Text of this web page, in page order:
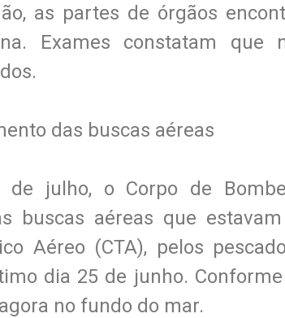
as partes de órgãos
Exames constatam que
das buscas aéreas
julho, o Corpo de
buscas aéreas que
Aéreo (CTA), pelos
dia 25 de junho.
no fundo do mar.